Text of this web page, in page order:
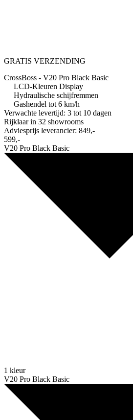
GRATIS VERZENDING
CrossBoss - V20 Pro Black Basic
LCD-Kleuren Display
Hydraulische schijfremmen
Gashendel tot 6 km/h
Verwachte levertijd: 3 tot 10 dagen
Rijklaar in 32 showrooms
Adviesprijs leverancier: 849,-
599,-
V20 Pro Black Basic
1 kleur
V20 Pro Black Basic